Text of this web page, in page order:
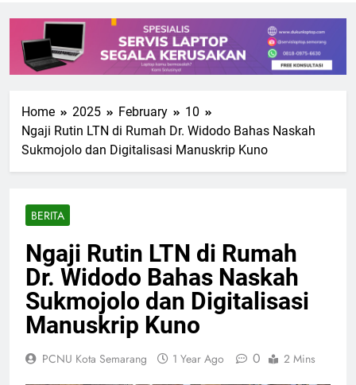
Home 2025 February
10
Ngaji Rutin LTN di Rumah Dr. Widodo Bahas Naskah
Sukmojolo dan Digitalisasi Manuskrip Kuno
BERITA
Ngaji Rutin LTN di Rumah
Dr. Widodo Bahas Naskah
Sukmojolo dan Digitalisasi
Manuskrip Kuno
PCNU Kota Semarang 1 Year Ago 0 2 Mins